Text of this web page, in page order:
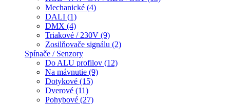
Mechanické (4)
DALI (1)
DMX (4)
Triakové / 230V (9)
Zosilňovače signálu (2)
Spínače / Senzory
Do ALU profilov (12)
Na mávnutie (9)
Dotykové (15)
Dverové (11)
Pohybové (27)